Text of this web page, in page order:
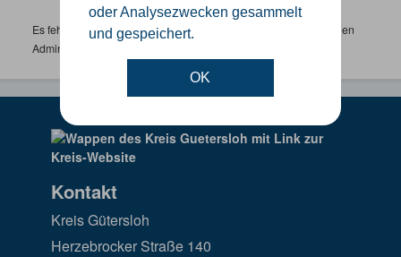
oder Analysezwecken gesammelt
und gespeichert.
OK
Es fehlen spezifische Datensätze? Wenden Sie sich bitte an einen
Administrator unter:
Kontakt
Kreis Gütersloh
Herzebrocker Straße 140